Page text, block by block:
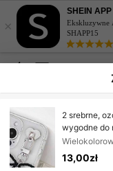
×
SHEIN
Ekskluzywne
SHAPP15
2 srebrne,
wygodne do
odrywaniu
nadają się
rodziny i
13,00zł